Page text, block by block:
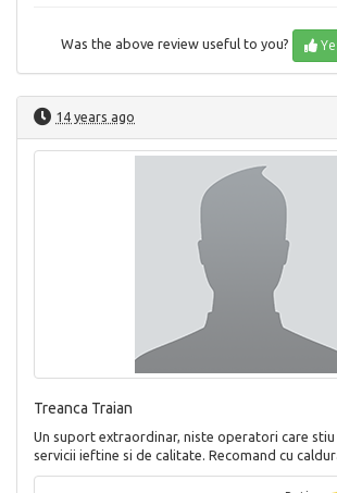
Was the above review useful to you?
14 years ago
Treanca Traian
Un suport extraordinar, niste operatori care stiu
servicii ieftine si de calitate. Recomand cu